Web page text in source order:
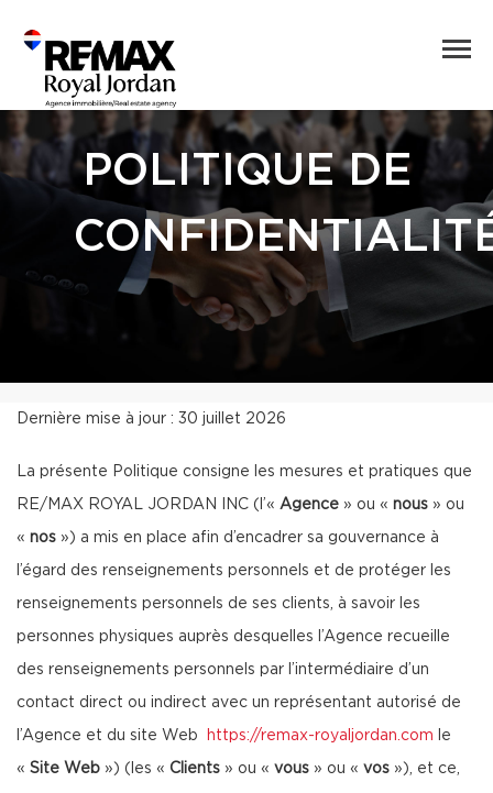
POLITIQUE DE
Dernière mise à jour : 30 juillet 2026
La présente Politique consigne les mesures et pratiques que
RE/MAX ROYAL JORDAN INC (l’« Agence » ou « nous » ou
« nos ») a mis en place afin d’encadrer sa gouvernance à
l’égard des renseignements personnels et de protéger les
renseignements personnels de ses clients, à savoir les
personnes physiques auprès desquelles l’Agence recueille
des renseignements personnels par l’intermédiaire d’un
contact direct ou indirect avec un représentant autorisé de
l’Agence et du site Web https://remax-royaljordan.com le
« Site Web ») (les « Clients » ou « vous » ou « vos »), et ce,